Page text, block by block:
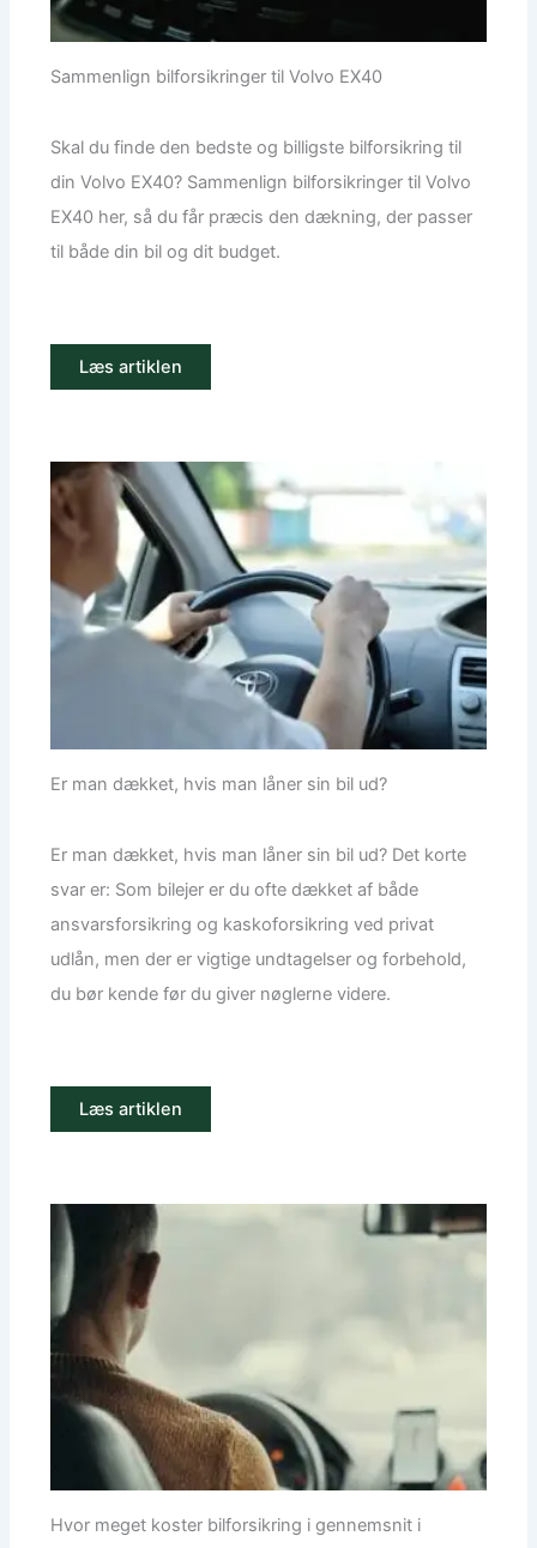
Sammenlign bilforsikringer til Volvo EX40
Skal du finde den bedste og billigste bilforsikring til
din Volvo EX40? Sammenlign bilforsikringer til Volvo
EX40 her, så du får præcis den dækning, der passer
til både din bil og dit budget.
Læs artiklen
Er man dækket, hvis man låner sin bil ud?
Er man dækket, hvis man låner sin bil ud? Det korte
svar er: Som bilejer er du ofte dækket af både
ansvarsforsikring og kaskoforsikring ved privat
udlån, men der er vigtige undtagelser og forbehold,
du bør kende før du giver nøglerne videre.
Læs artiklen
Hvor meget koster bilforsikring i gennemsnit i